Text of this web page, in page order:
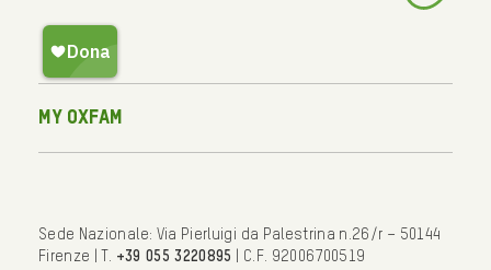
My Oxfam
Sede Nazionale: Via Pierluigi da Palestrina n.26/r – 50144
Firenze | T. +39 055 3220895
| C.F. 92006700519